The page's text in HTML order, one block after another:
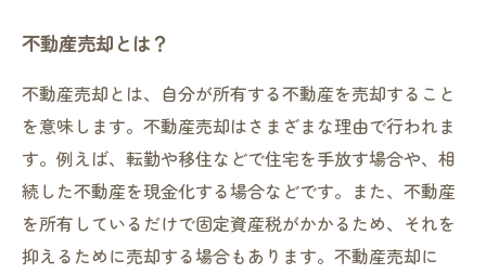
不動産売却とは？
不動産売却とは、自分が所有する不動産を売却すること
を意味します。不動産売却はさまざまな理由で行われま
す。例えば、転勤や移住などで住宅を手放す場合や、相
続した不動産を現金化する場合などです。また、不動産
を所有しているだけで固定資産税がかかるため、それを
抑えるために売却する場合もあります。不動産売却に